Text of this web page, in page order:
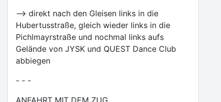
--> direkt nach den Gleisen links in die
Hubertusstraße, gleich wieder links in die
Pichlmayrstraße und nochmal links aufs
Gelände von JYSK und QUEST Dance Club
abbiegen
- - -
ANFAHRT MIT DEM ZUG